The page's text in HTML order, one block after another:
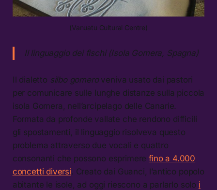
(Vanuatu Cultural Centre)
Il linguaggio dei fischi (Isola Gomera, Spagna)
Il dialetto silbo gomeroveniva usato dai pastori
per comunicare sulle lunghe distanze sulla piccola
isola Gomera, nell’arcipelago delle Canarie.
Formata da profonde vallate che rendono difficili
gli spostamenti, il linguaggio risolveva questo
problema attraverso due vocali e quattro
consonanti che possono esprimerefino a 4.000
concetti diversi. Creato dai Guanci, l’antico popolo
abitante le isole, ad oggi riescono a parlarlo solo i